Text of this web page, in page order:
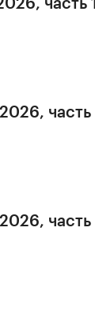
часть 1
часть
часть